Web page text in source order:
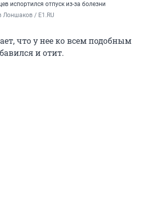
испортился отпуск из-за болезни
Лоншаков / E1.RU
что у нее ко всем подобным
и отит.